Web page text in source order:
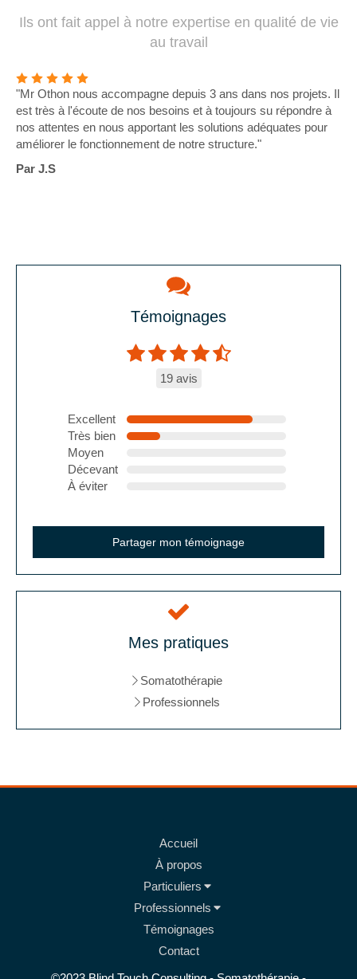
Ils ont fait appel à notre expertise en qualité de vie
au travail
"Mr Othon nous accompagne depuis 3 ans dans nos projets. Il
est très à l'écoute de nos besoins et à toujours su répondre à
nos attentes en nous apportant les solutions adéquates pour
améliorer le fonctionnement de notre structure."
Par J.S
Témoignages
19 avis
Excellent
Très bien
Moyen
Décevant
À éviter
Partager mon témoignage
Mes pratiques
Somatothérapie
Professionnels
Accueil
À propos
Particuliers
Professionnels
Témoignages
Contact